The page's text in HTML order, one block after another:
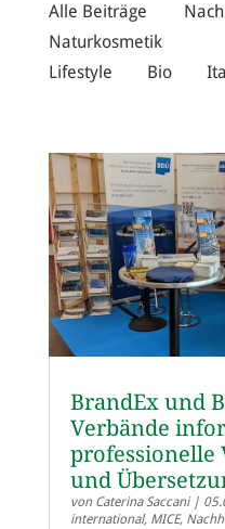
Alle Beiträge
Naturkosmetik
Lifestyle
Bio
BrandEx und
Verbände
professionelle
und
von Caterina Saccani|
international, MICE,